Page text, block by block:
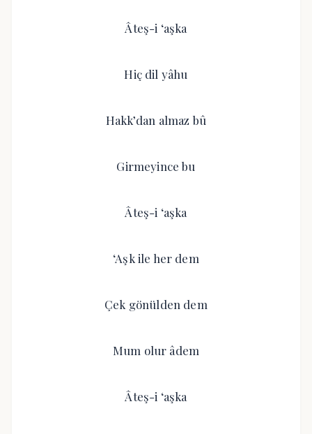
Âteş-i ‘aşka
Hiç dil yâhu
Hakk’dan almaz bû
Girmeyince bu
Âteş-i ‘aşka
‘Aşk ile her dem
Çek gönülden dem
Mum olur âdem
Âteş-i ‘aşka